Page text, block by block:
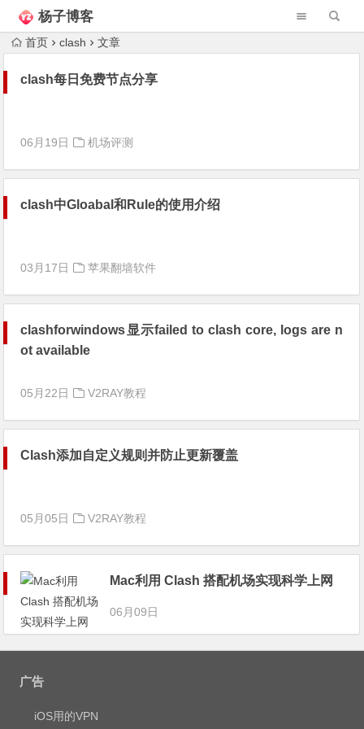
杨子博客
首页 clash 文章
clash每日免费节点分享
06月19日 机场评测
clash中Gloabal和Rule的使用介绍
03月17日 苹果翻墙软件
clashforwindows显示failed to clash core, logs are n
ot available
05月22日 V2RAY教程
Clash添加自定义规则并防止更新覆盖
05月05日 V2RAY教程
Mac利用 Clash 搭配机场实现科学上网
06月09日
广告
iOS用的VPN